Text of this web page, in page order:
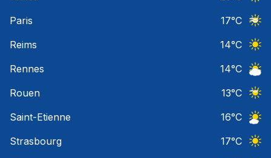
Paris
17°C
Reims
14°C
Rennes
14°C
Rouen
13°C
Saint-Etienne
16°C
Strasbourg
17°C